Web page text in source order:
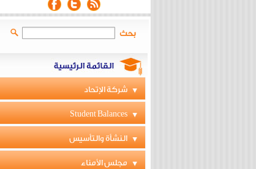
بحث
شركة الإتحاد
Student Balances
النشأة والتأسيس
مجلس الأمناء